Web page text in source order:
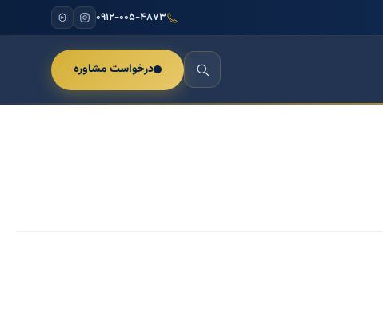
۰۹۱۲-۰۰۵-۴۸۷۳
درخواست مشاوره